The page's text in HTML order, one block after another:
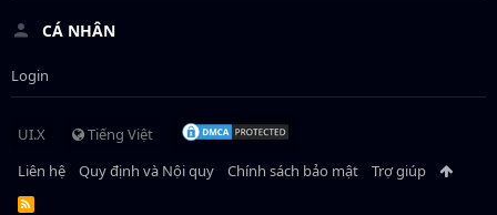
CÁ NHÂN
Login
UI.X
Tiếng Việt
Liên hệ
Quy định và Nội quy Chính sách bảo mật Trợ giúp
R